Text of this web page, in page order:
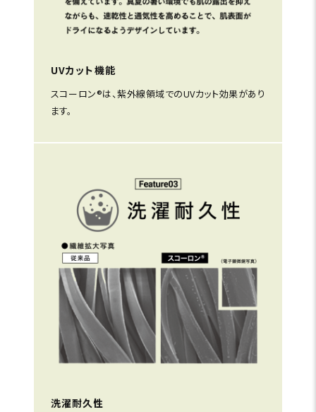
UVカット機能
スコーロン®は、紫外線領域でのUVカット効果があり
ます。
洗濯耐久性